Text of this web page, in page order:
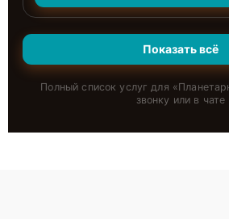
Показать всё
Полный список услуг для «
звонку или в чате